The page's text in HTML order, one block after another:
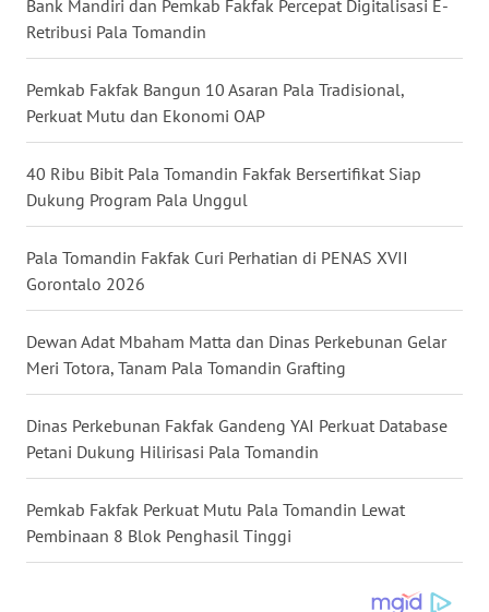
Bank Mandiri dan Pemkab Fakfak Percepat Digitalisasi E-
Retribusi Pala Tomandin
Pemkab Fakfak Bangun 10 Asaran Pala Tradisional,
Perkuat Mutu dan Ekonomi OAP
40 Ribu Bibit Pala Tomandin Fakfak Bersertifikat Siap
Dukung Program Pala Unggul
Pala Tomandin Fakfak Curi Perhatian di PENAS XVII
Gorontalo 2026
Dewan Adat Mbaham Matta dan Dinas Perkebunan Gelar
Meri Totora, Tanam Pala Tomandin Grafting
Dinas Perkebunan Fakfak Gandeng YAI Perkuat Database
Petani Dukung Hilirisasi Pala Tomandin
Pemkab Fakfak Perkuat Mutu Pala Tomandin Lewat
Pembinaan 8 Blok Penghasil Tinggi
WN
KALTARA
WN
KALSEL
WN
KALTIM
WN
SULSEL
WN
WN
MALUKU